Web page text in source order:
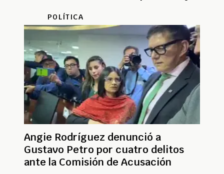
POLÍTICA
Angie Rodríguez denunció a
Gustavo Petro por cuatro delitos
ante la Comisión de Acusación